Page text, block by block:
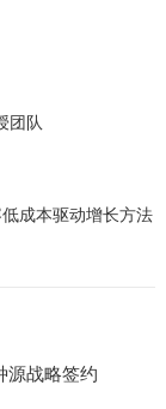
团队
成本驱动增长方法
源战略签约